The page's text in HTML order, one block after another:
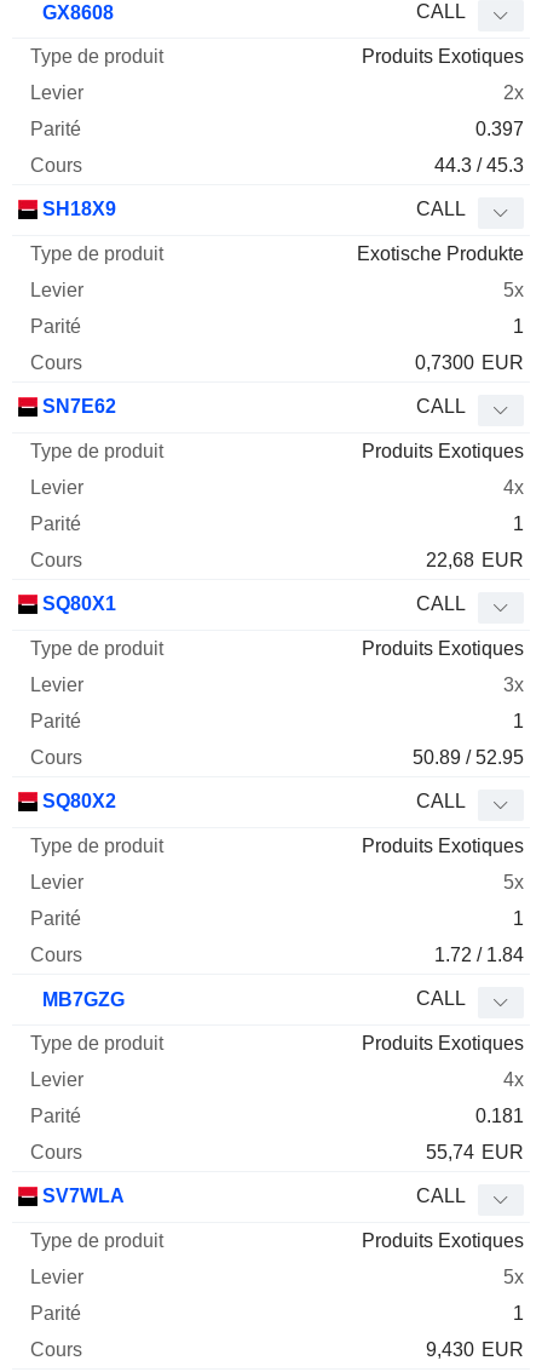
GX8608 CALL
Produits Exotiques
2x
0.397
44.3 / 45.3
SH18X9 CALL
Exotische Produkte
5x
1
0,7300 EUR
SN7E62 CALL
Produits Exotiques
4x
1
22,68 EUR
SQ80X1 CALL
Produits Exotiques
3x
1
50.89 / 52.95
SQ80X2 CALL
Produits Exotiques
5x
1
1.72 / 1.84
MB7GZG CALL
Produits Exotiques
4x
0.181
55,74 EUR
SV7WLA CALL
Produits Exotiques
5x
1
9,430 EUR